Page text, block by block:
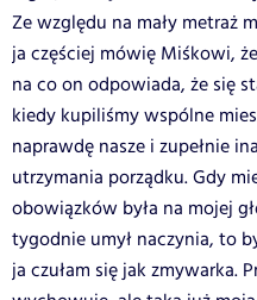
Ze względu na mały metraż
ja częściej mówię Miśkowi,
na co on odpowiada, że się
kiedy kupiliśmy wspólne
naprawdę nasze i zupełnie
utrzymania porządku. Gdy
obowiązków była na mojej
tygodnie umył naczynia, to
ja czułam się jak zmywarka.